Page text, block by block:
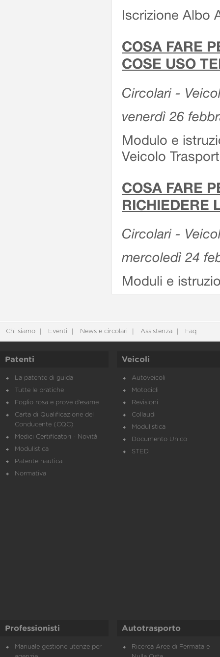
Iscrizione Albo
COSA FARE
COSE USO
Circolari -
venerdì 26
Modulo e
Veicolo
COSA FARE
RICHIEDERE
Circolari -
mercoledì 24
Moduli e
Chi siamo Eventi News e circolari Assistenza Faq
Patenti
La patente di guida
Tutte le pratiche
Foglio rosa e prove d’esame
Carta di Qualificazione del
Conducente (CQC)
Medici Certificatori - Novità
Modulistica
Patente nautica
Normativa
Veicoli
Autoveicoli
Motocicli
Revisioni
Collaudi
Modulistica
Documento Unico
STED
Professionisti
Manuale gestione utenze per
Autotrasporto
Ricerca Aree di Fermata e